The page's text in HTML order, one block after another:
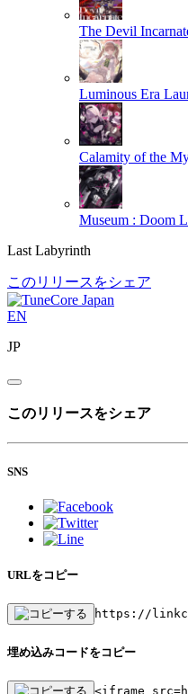
The Devil
Luminous Era
Calamity of the
Museum : Doom
Last Labyrinth
このリリースをシェア
EN
JP
このリリースをシェア
SNS
URLをコピー
https://
埋め込みコードをコピー
<iframe